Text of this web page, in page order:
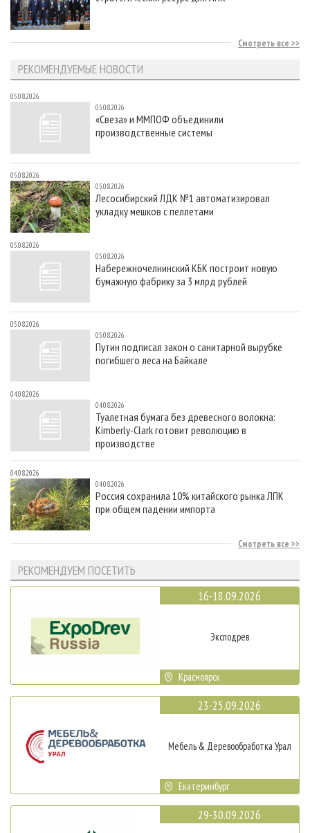
Смотреть все
РЕКОМЕНДУЕМЫЕ НОВОСТИ
05.08.2026
05.08.2026
«Свеза» и ММПОФ объединили
производственные системы
05.08.2026
05.08.2026
Лесосибирский ЛДК №1 автоматизировал
укладку мешков с пеллетами
05.08.2026
05.08.2026
Набережночелнинский КБК построит новую
бумажную фабрику за 3 млрд рублей
05.08.2026
05.08.2026
Путин подписал закон о санитарной вырубке
погибшего леса на Байкале
04.08.2026
04.08.2026
Туалетная бумага без древесного волокна:
Kimberly-Clark готовит революцию в
производстве
04.08.2026
04.08.2026
Россия сохранила 10% китайского рынка ЛПК
при общем падении импорта
Смотреть все
РЕКОМЕНДУЕМ ПОСЕТИТЬ
16-18.09.2026
Эксподрев
Красноярск
23-25.09.2026
Мебель & Деревообработка Урал
Екатеринбург
29-30.09.2026